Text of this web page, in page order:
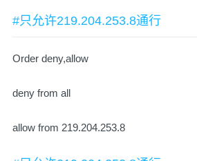
#只允许219.204.253.8通行
Order deny,allow
deny from all
allow from 219.204.253.8